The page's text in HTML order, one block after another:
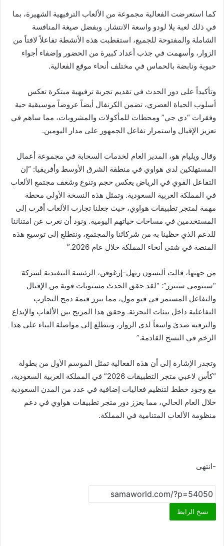
كما استعرضت الفعالية مجموعة من الألعاب الترفيهية الشهيرة، بما
في ذلك لعبة يلا لودو واسعة الانتشار. وبفضل صيغة المنافسة
الشاملة والمفتوحة للجميع، استقطبت هذه الأنشطة تفاعلاً لافتاً من
الزوار، وأسهمت في جذب أعداد كبيرة من الحضور وإضفاء أجواء
حيوية ونابضة بالحماس في مختلف أنحاء موقع الفعالية.
وتأكيداً على دور الحدث في تقديم تجربة ترفيهية مبتكرة تعكس
أسلوب الحياة العصري، تضمن الكرنفال أيضاً عروضاً موسيقية حية
وفقرات “دي جي” ومحطات للمأكولات والمشروبات، مما ساهم في
تعزيز الإقبال واستمرار تفاعل الجمهور على مدار اليومين.
وقال ويليام هو، المدير العام لخدمات السحابة في مجموعة أعمال
المستهلكين لدى هواوي في منطقة الشرق الأوسط وأفريقيا: “إن
التفاعل القوي في الرياض يعكس حجم وتنوع وشغف مجتمع الألعاب
في المملكة العربية السعودية. وتمثل هذه النسخة الأولى محطة
مهمة لمتجر تطبيقات هواوي، حيث جعلنا تجارب الألعاب أقرب إلى
المستخدمين في مساحات حياتهم اليومية. ونود أن نعرب عن امتناننا
للدعم الذي حظينا به من شركائنا والمجتمع، ونتطلع إلى توسيع هذه
المنصة في شتى أنحاء المملكة خلال عام 2026.”
من جهتها، قالت أليسون ريهل-إرغوفن، الرئيسة التنفيذية لشركة
“سينومي سنترز”: “لقد حقق الحدث مستويات قوية من الإقبال
والتفاعل المستمر في فيو مول، مما يبرز قيمة دمج التجارب
التفاعلية داخل بيئات التجزئة. وحقق هذا المزيج بين الألعاب والإبداع
والترفيه صدىً واسعاً لدى الزوار، ونتطلع إلى مواصلة البناء على هذا
الزخم في النسخ القادمة.”
وتجدر الإشارة إلى أن هذه الفعالية تمثل الموسم الأول من بطولة
“كأس لاعبي متجر التطبيقات 2026” في المملكة العربية السعودية،
مع وجود خطط لتنظيم فعاليات إضافية في عدد من المدن السعودية
خلال العام الحالي، مما يعزز دور متجر تطبيقات هواوي في دعم
منظومة الألعاب المتنامية في المملكة.
-انتهى
نسخ الرابط